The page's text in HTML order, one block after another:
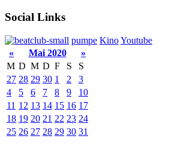
Social Links
pumpe KinoYoutube
«
Mai 2020
»
M D M D F S
S
27 28 29 30 1 2
3
4
5 6 7 8 9
10
11 12 13 14 15 16 17
18 19 20 21 22 23 24
25 26 27 28 29 30 31